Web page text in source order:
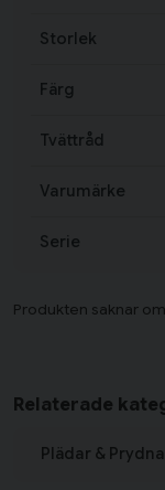
Storlek
Färg
Tvättråd
Varumärke
Serie
Relaterade
Plädar &